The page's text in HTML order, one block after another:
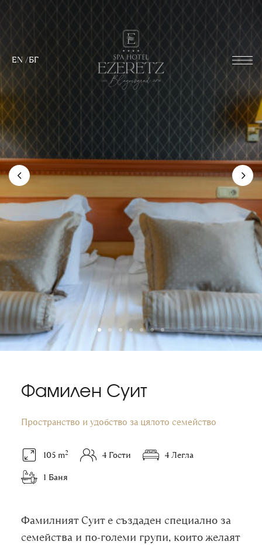
EN /БГ
Фамилен Суит
Пространство и удобство за цялото семейство
105 m2 4 Гости
4 Легла
1 Баня
Фамилният Суит е създаден специално за
семейства и по-големи групи, които желаят